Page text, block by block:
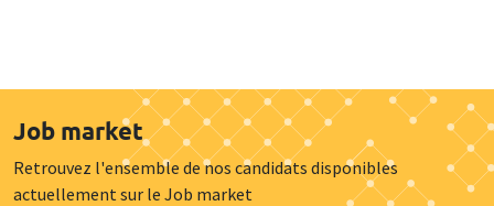
Job market
Retrouvez l'ensemble de nos candidats disponibles
actuellement sur le Job market